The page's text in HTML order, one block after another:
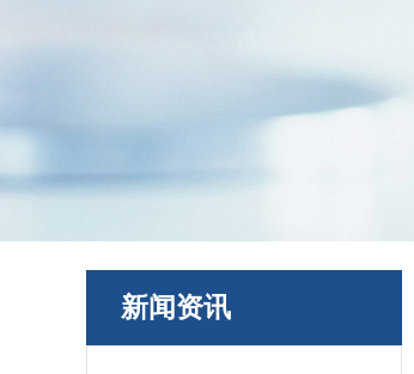
新闻资讯